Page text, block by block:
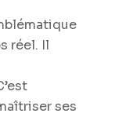
réel. Il
ses